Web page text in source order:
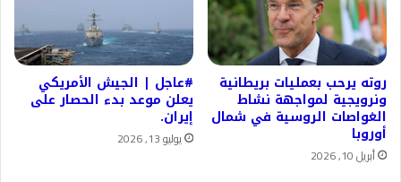
روته يرحب بعمليات بريطانية
ونرويجية لمواجهة نشاط
الغواصات الروسية في شمال
أوروبا
أبريل 10, 2026
#عاجل | الجيش الأمريكي
يعلن موعد بدء الحصار على
إيران.
يوليو 13, 2026